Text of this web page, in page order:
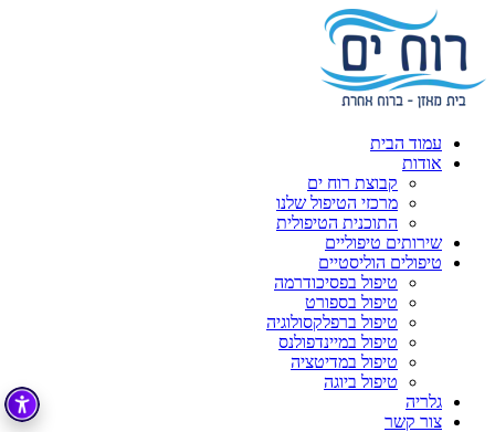
עמוד הבית
אודות
קבוצת רוח ים
מרכזי הטיפול שלנו
התוכנית הטיפולית
שירותים טיפוליים
טיפולים הוליסטיים
טיפול בפסיכודרמה
טיפול בספורט
טיפול ברפלקסולוגיה
טיפול במיינדפולנס
טיפול במדיטציה
טיפול ביוגה
גלריה
צור קשר